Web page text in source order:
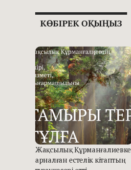
КӨБІРЕК ОҚЫҢЫЗ
Жақсылық Құрманғалиевке
арналған естелік кітаптың